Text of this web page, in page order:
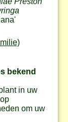
bekend
in uw
om uw